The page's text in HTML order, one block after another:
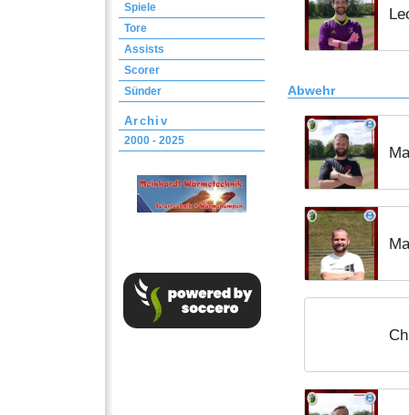
Spiele
Tore
Assists
Scorer
Sünder
Archiv
2000 - 2025
Abwehr